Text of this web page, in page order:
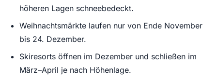
höheren Lagen schneebedeckt.
Weihnachtsmärkte laufen nur von Ende November
bis 24. Dezember.
Skiresorts öffnen im Dezember und schließen im
März–April je nach Höhenlage.